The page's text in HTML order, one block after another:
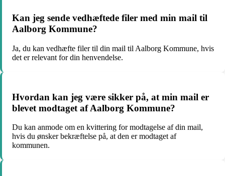
Kan jeg sende vedhæftede filer med min mail til
Aalborg Kommune?
Ja, du kan vedhæfte filer til din mail til Aalborg Kommune, hvis
det er relevant for din henvendelse.
Hvordan kan jeg være sikker på, at min mail er
blevet modtaget af Aalborg Kommune?
Du kan anmode om en kvittering for modtagelse af din mail,
hvis du ønsker bekræftelse på, at den er modtaget af
kommunen.